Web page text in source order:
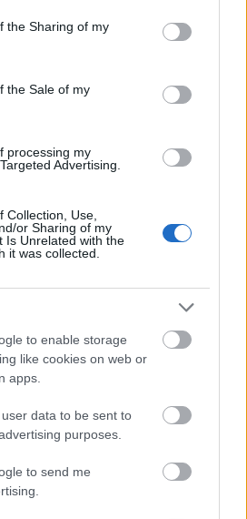
usage behaviour. You may click to
Google and its third-party tags to
specified purposes in below Google
the Sharing of my
the Sale of my
processing my
Advertising.
Collection, Use,
or Sharing of my
Is Unrelated with the
it was collected.
to enable storage
like cookies on web or
apps.
data to be sent to
purposes.
to send me
Καθαρός καιρός
27°
Καθαρός καιρός